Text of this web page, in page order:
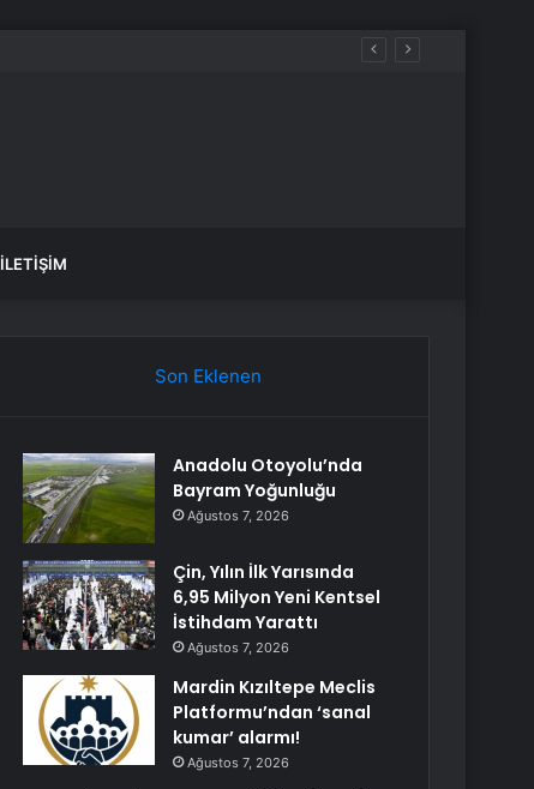
İLETIŞIM
Son Eklenen
Anadolu Otoyolu’nda
Bayram Yoğunluğu
Ağustos 7, 2026
Çin, Yılın İlk Yarısında
6,95 Milyon Yeni Kentsel
İstihdam Yarattı
Ağustos 7, 2026
Mardin Kızıltepe Meclis
Platformu’ndan ‘sanal
kumar’ alarmı!
Ağustos 7, 2026